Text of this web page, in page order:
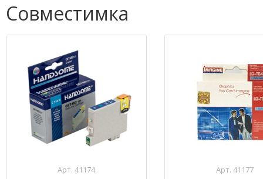
Совместимка
Арт. 41174
Арт. 41177